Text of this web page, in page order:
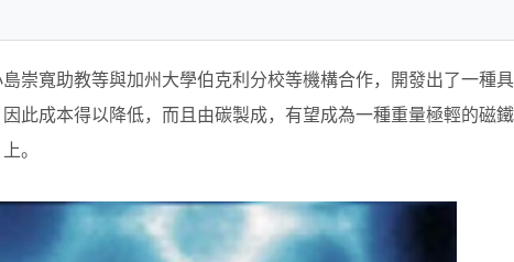
崇寬助教等與加州大學伯克利分校等機構合作，開發出了一種
此成本得以降低，而且由碳製成，有望成為一種重量極輕的磁
。